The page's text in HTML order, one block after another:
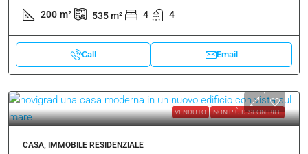
200 m² 535m² 4 4
Call Email
VENDUTO NON PIÙ DISPONIBILE
CASA, IMMOBILE RESIDENZIALE